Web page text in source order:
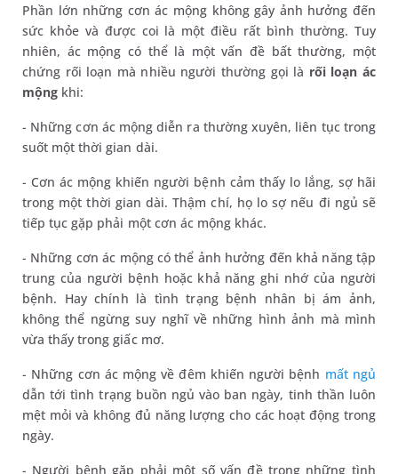
Phần lớn những cơn ác mộng không gây ảnh hưởng đến
sức khỏe và được coi là một điều rất bình thường. Tuy
nhiên, ác mộng có thể là một vấn đề bất thường, một
chứng rối loạn mà nhiều người thường gọi là rối loạn ác
mộng khi:
- Những cơn ác mộng diễn ra thường xuyên, liên tục trong
suốt một thời gian dài.
- Cơn ác mộng khiến người bệnh cảm thấy lo lắng, sợ hãi
trong một thời gian dài. Thậm chí, họ lo sợ nếu đi ngủ sẽ
tiếp tục gặp phải một cơn ác mộng khác.
- Những cơn ác mộng có thể ảnh hưởng đến khả năng tập
trung của người bệnh hoặc khả năng ghi nhớ của người
bệnh. Hay chính là tình trạng bệnh nhân bị ám ảnh,
không thể ngừng suy nghĩ về những hình ảnh mà mình
vừa thấy trong giấc mơ.
- Những cơn ác mộng về đêm khiến người bệnh mất ngủ
dẫn tới tình trạng buồn ngủ vào ban ngày, tinh thần luôn
mệt mỏi và không đủ năng lượng cho các hoạt động trong
ngày.
- Người bệnh gặp phải một số vấn đề trong những tình